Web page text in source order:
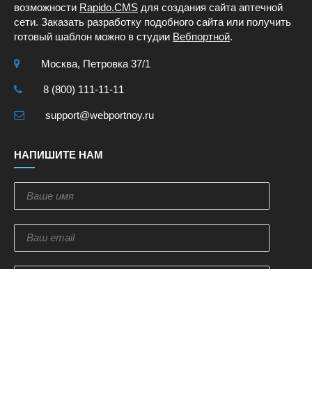
возможности Rapido.CMS для создания сайта аптечной
сети. Заказать разработку подобного сайта или получить
готовый шаблон можно в студии Вебпортной.
Москва, Петровка 37/1
8 (800) 111-11-11
support@webportnoy.ru
НАПИШИТЕ НАМ